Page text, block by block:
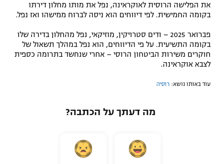
את הפלישה הרוסית לאוקראינה, נפל את מותו מחלון דירתו
בקומה החמישית. לפי דיווחים הוא ניסה לברוח ממישהו ואז נפל.
פברואר 2025 – ודים סטרויקין, מוזיקאי, נפל מהחלון בדירה שלו
בקומה התשיעית. על פי הדיווחים, הוא נפל במהלך תשאול של
חוקרים משירות הביטחון הרוסי – אחרי שנחשד בתרומה כספית
לצבא אוקראינה.
עוד באותו נושא: רוסיה
מה דעתך על הכתבה?